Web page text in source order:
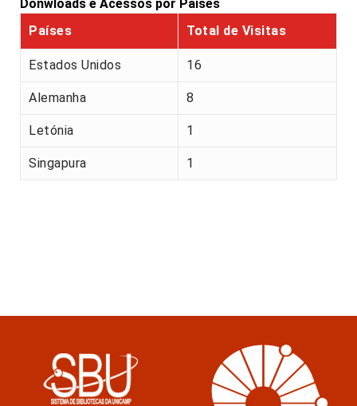
Donwloads e Acessos por Países
Países
Total de Visitas
Estados Unidos 16
Alemanha 8
Letónia 1
Singapura 1